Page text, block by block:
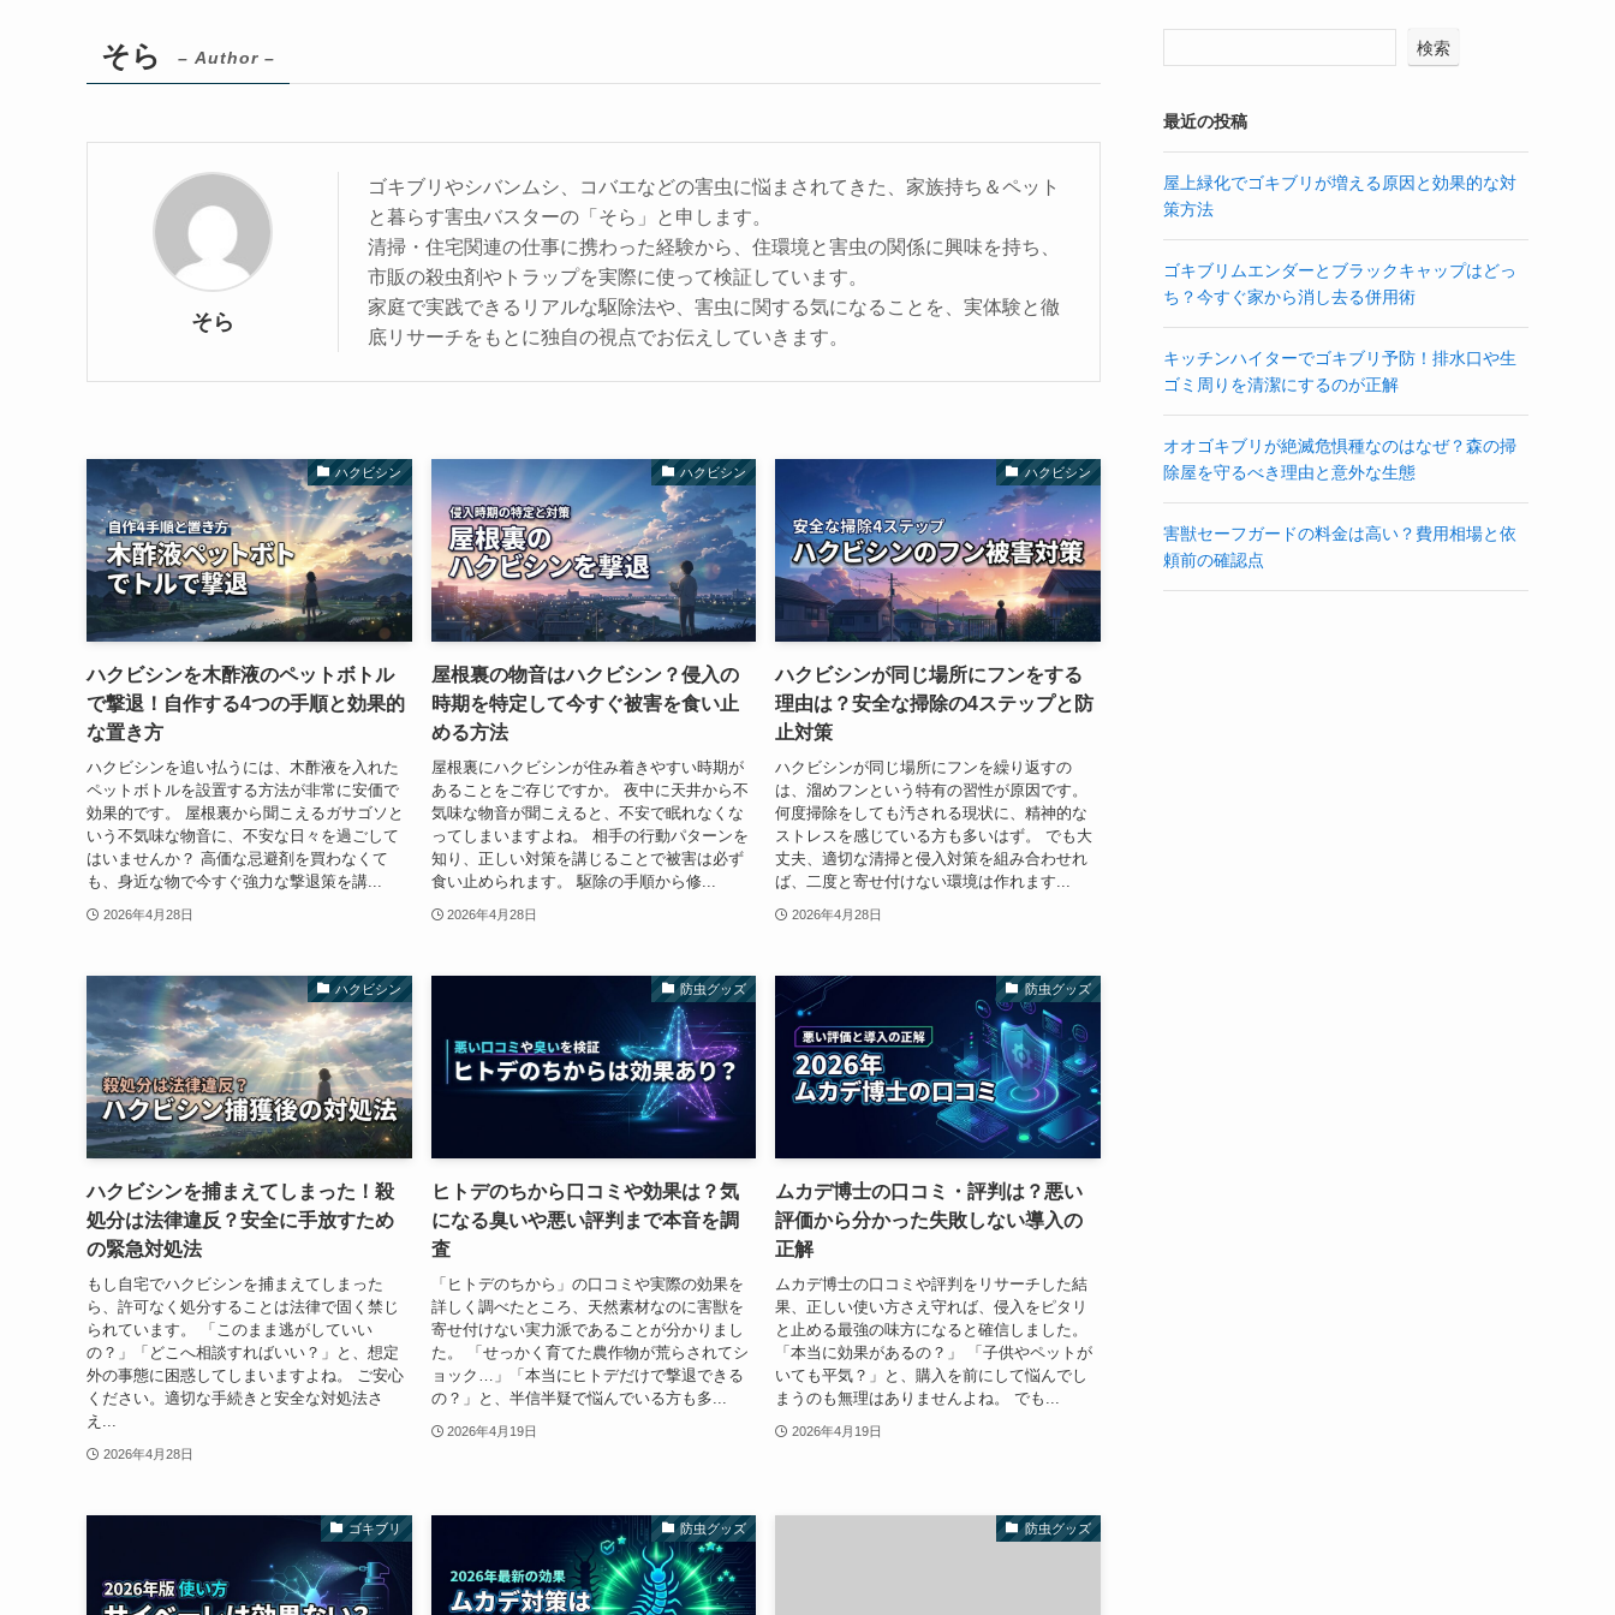
そら – Author –
そら
ゴキブリやシバンムシ、コバエなどの害虫に悩まされてきた、家族持ち＆ペット
と暮らす害虫バスターの「そら」と申します。
清掃・住宅関連の仕事に携わった経験から、住環境と害虫の関係に興味を持ち、
市販の殺虫剤やトラップを実際に使って検証しています。
家庭で実践できるリアルな駆除法や、害虫に関する気になることを、実体験と徹
底リサーチをもとに独自の視点でお伝えしていきます。
ハクビシン
ハクビシンを木酢液のペットボトル
で撃退！自作する4つの手順と効果的
な置き方
ハクビシンを追い払うには、木酢液を入れた
ペットボトルを設置する方法が非常に安価で
効果的です。 屋根裏から聞こえるガサゴソと
いう不気味な物音に、不安な日々を過ごして
はいませんか？ 高価な忌避剤を買わなくて
も、身近な物で今すぐ強力な撃退策を講...
2026年4月28日
ハクビシン
屋根裏の物音はハクビシン？侵入の
時期を特定して今すぐ被害を食い止
める方法
屋根裏にハクビシンが住み着きやすい時期が
あることをご存じですか。 夜中に天井から不
気味な物音が聞こえると、不安で眠れなくな
ってしまいますよね。 相手の行動パターンを
知り、正しい対策を講じることで被害は必ず
食い止められます。 駆除の手順から修...
2026年4月28日
ハクビシン
ハクビシンが同じ場所にフンをする
理由は？安全な掃除の4ステップと防
止対策
ハクビシンが同じ場所にフンを繰り返すの
は、溜めフンという特有の習性が原因です。
何度掃除をしても汚される現状に、精神的な
ストレスを感じている方も多いはず。 でも大
丈夫、適切な清掃と侵入対策を組み合わせれ
ば、二度と寄せ付けない環境は作れます...
2026年4月28日
ハクビシン
ハクビシンを捕まえてしまった！殺
処分は法律違反？安全に手放すため
の緊急対処法
もし自宅でハクビシンを捕まえてしまった
ら、許可なく処分することは法律で固く禁じ
られています。 「このまま逃がしていい
の？」「どこへ相談すればいい？」と、想定
外の事態に困惑してしまいますよね。 ご安心
ください。適切な手続きと安全な対処法さ
え...
2026年4月28日
防虫グッズ
ヒトデのちから口コミや効果は？気
になる臭いや悪い評判まで本音を調
査
「ヒトデのちから」の口コミや実際の効果を
詳しく調べたところ、天然素材なのに害獣を
寄せ付けない実力派であることが分かりまし
た。 「せっかく育てた農作物が荒らされてシ
ョック…」「本当にヒトデだけで撃退できる
の？」と、半信半疑で悩んでいる方も多...
2026年4月19日
防虫グッズ
ムカデ博士の口コミ・評判は？悪い
評価から分かった失敗しない導入の
正解
ムカデ博士の口コミや評判をリサーチした結
果、正しい使い方さえ守れば、侵入をピタリ
と止める最強の味方になると確信しました。
「本当に効果があるの？」 「子供やペットが
いても平気？」と、購入を前にして悩んでし
まうのも無理はありませんよね。 でも...
2026年4月19日
ゴキブリ 防虫グッズ 防虫グッズ
検索
最近の投稿
屋上緑化でゴキブリが増える原因と効果的な対
策方法
ゴキブリムエンダーとブラックキャップはどっ
ち？今すぐ家から消し去る併用術
キッチンハイターでゴキブリ予防！排水口や生
ゴミ周りを清潔にするのが正解
オオゴキブリが絶滅危惧種なのはなぜ？森の掃
除屋を守るべき理由と意外な生態
害獣セーフガードの料金は高い？費用相場と依
頼前の確認点